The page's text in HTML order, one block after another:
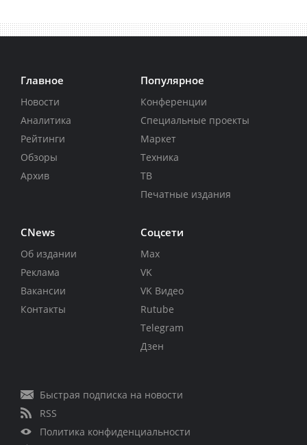
Главное
Новости
Аналитика
Рейтинги
Обзоры
Архив
Популярное
Конференции
Специальные проекты
Маркет
Техника
ТВ
Печатные издания
CNews
Об издании
Реклама
Вакансии
Контакты
Соцсети
Max
VK
VK Видео
Rutube
Telegram
Дзен
Быстрая подписка на новости
RSS
Политика конфиденциальности